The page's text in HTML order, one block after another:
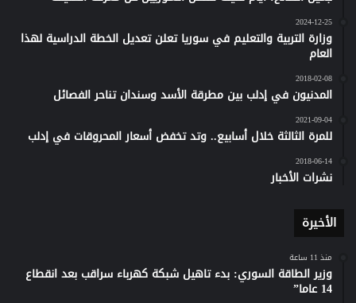
2024-12-25
وزارة التربية والتعليم في سوريا تعلن تعديل الخطة الدراسية لهذا
العام
2018-02-08
المدنيون في إدلب بين مطرقة الأسد وسندان تناحر الفصائل
2021-09-04
للمرة الثالثة خلال أسابيع.. وتد تخفض أسعار المحروقات في إدلب
2018-06-14
نشرات الأخبار
الأخيرة
منذ 11 ساعة
وزير الطاقة السوري: بدء تاهيل شبكة كهرباء سراقب بعد انقطاع
14 عاما”